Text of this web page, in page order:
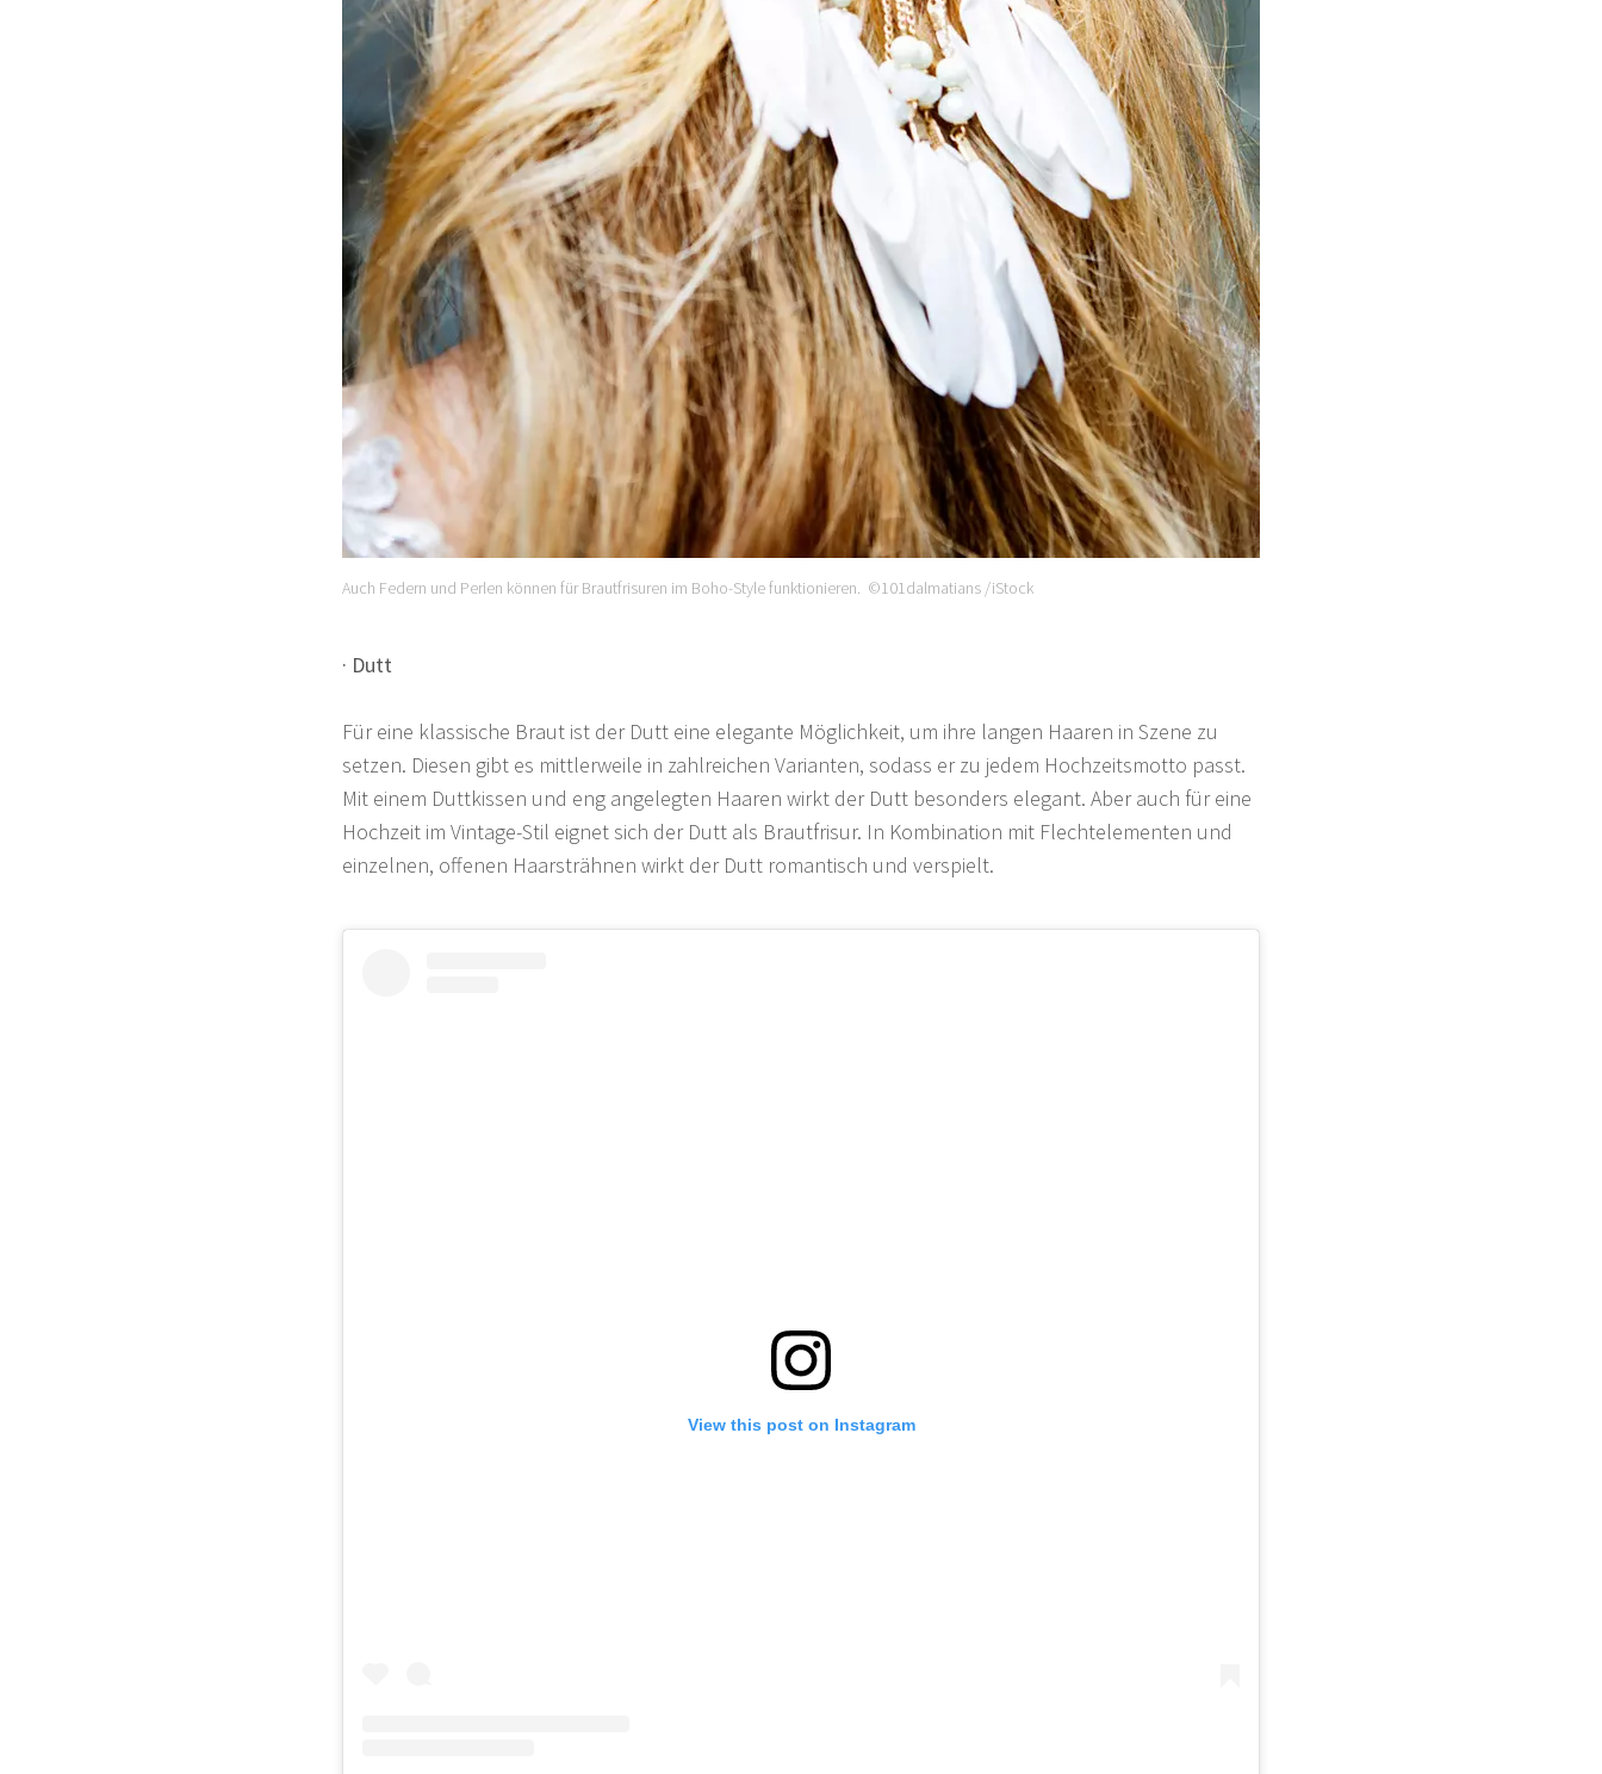
Auch Federn und Perlen können für Brautfrisuren im Boho-Style funktionieren. ©101dalmatians /iStock
· Dutt
Für eine klassische Braut ist der Dutt eine elegante Möglichkeit, um ihre langen Haaren in Szene zu
setzen. Diesen gibt es mittlerweile in zahlreichen Varianten, sodass er zu jedem Hochzeitsmotto passt.
Mit einem Duttkissen und eng angelegten Haaren wirkt der Dutt besonders elegant. Aber auch für eine
Hochzeit im Vintage-Stil eignet sich der Dutt als Brautfrisur. In Kombination mit Flechtelementen und
einzelnen, offenen Haarsträhnen wirkt der Dutt romantisch und verspielt.
View this post on Instagram